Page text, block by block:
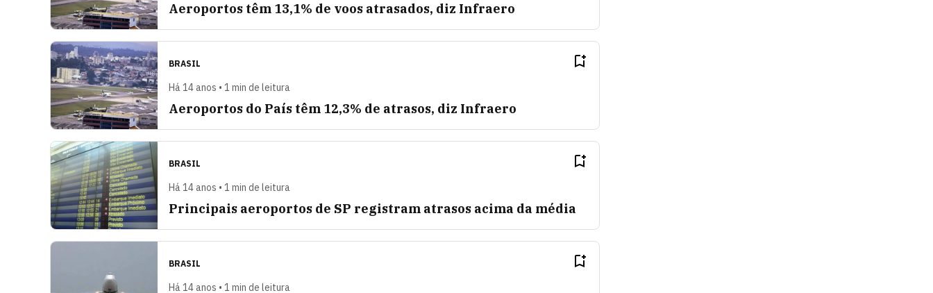
Aeroportos têm 13,1% de voos atrasados, diz Infraero
BRASIL
Há 14 anos • 1 min de leitura
Aeroportos do País têm 12,3% de atrasos, diz Infraero
BRASIL
Há 14 anos • 1 min de leitura
Principais aeroportos de SP registram atrasos acima da média
BRASIL
Há 14 anos • 1 min de leitura